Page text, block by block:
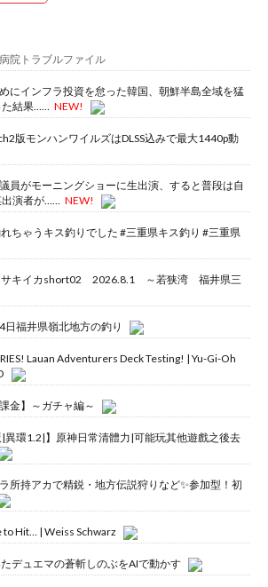
院トラブルファイル
にインフラ投資を怠った韓国、朝鮮半島全域を猛
た結果…… NEW!
版モンハンワイルズはDLSS込みで最大1440p動
員がモーニングショーに生出演、すると普段は自
出演者が…… NEW!
ちゃうキス釣りでした #三重県キス釣り #三重県
サキイカshort02 2026.8.1 ～若狭湾 福井県三
日福井県嶺北地方の釣り
Lauan Adventurers Deck Testing! | Yu-Gi-Oh
金】～ガチャ編～
異環1.2|】原神日常清體力|可能玩其他遊戲之後去
ラ所持アカで精鋭・地方伝説狩りなど✨参加型！初
to Hit… | Weiss Schwarz
デュエマの蒼斬しのぶをAIで動かす